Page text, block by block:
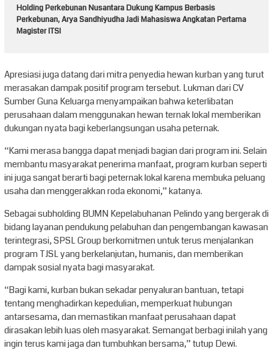
Holding Perkebunan Nusantara Dukung Kampus Berbasis
Perkebunan, Arya Sandhiyudha Jadi Mahasiswa Angkatan Pertama
Magister ITSI
Apresiasi juga datang dari mitra penyedia hewan kurban yang turut
merasakan dampak positif program tersebut. Lukman dari CV
Sumber Guna Keluarga menyampaikan bahwa keterlibatan
perusahaan dalam menggunakan hewan ternak lokal memberikan
dukungan nyata bagi keberlangsungan usaha peternak.
“Kami merasa bangga dapat menjadi bagian dari program ini. Selain
membantu masyarakat penerima manfaat, program kurban seperti
ini juga sangat berarti bagi peternak lokal karena membuka peluang
usaha dan menggerakkan roda ekonomi,” katanya.
Sebagai subholding BUMN Kepelabuhanan Pelindo yang bergerak di
bidang layanan pendukung pelabuhan dan pengembangan kawasan
terintegrasi, SPSL Group berkomitmen untuk terus menjalankan
program TJSL yang berkelanjutan, humanis, dan memberikan
dampak sosial nyata bagi masyarakat.
“Bagi kami, kurban bukan sekadar penyaluran bantuan, tetapi
tentang menghadirkan kepedulian, memperkuat hubungan
antarsesama, dan memastikan manfaat perusahaan dapat
dirasakan lebih luas oleh masyarakat. Semangat berbagi inilah yang
ingin terus kami jaga dan tumbuhkan bersama,” tutup Dewi.